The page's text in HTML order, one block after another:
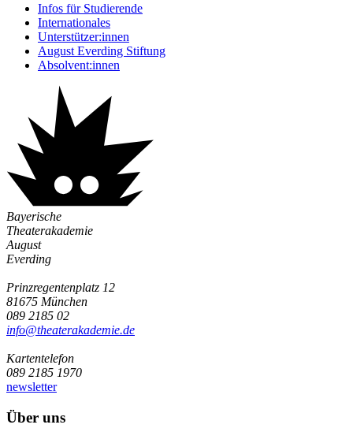
Infos für Studierende
Internationales
Unterstützer:innen
August Everding Stiftung
Absolvent:innen
Bayerische
Theaterakademie
August
Everding
Prinzregentenplatz 12
81675 München
089 2185 02
info@­theaterakademie.de
Kartentelefon
089 2185 1970
newsletter
Über uns